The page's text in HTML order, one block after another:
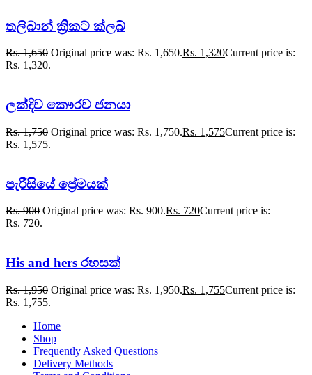
තලිබාන් ක්‍රිකට් ක්ලබ්
Rs.1,650 Original price was: Rs. 1,650.Rs. 1,320Current price is:
Rs. 1,320.
ලක්දිව කෞරව ජනයා
Rs.1,750 Original price was: Rs. 1,750.Rs. 1,575Current price is:
Rs. 1,575.
පැරීසියේ ප්‍රේමයක්
Rs.900 Original price was: Rs. 900.Rs. 720Current price is:
Rs. 720.
His and hers රහසක්
Rs.1,950 Original price was: Rs. 1,950.Rs. 1,755Current price is:
Rs. 1,755.
Home
Shop
Frequently Asked Questions
Delivery Methods